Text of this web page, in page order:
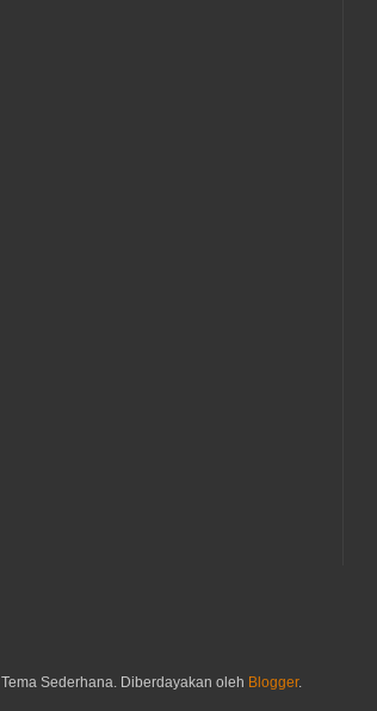
Tema Sederhana. Diberdayakan oleh Blogger.